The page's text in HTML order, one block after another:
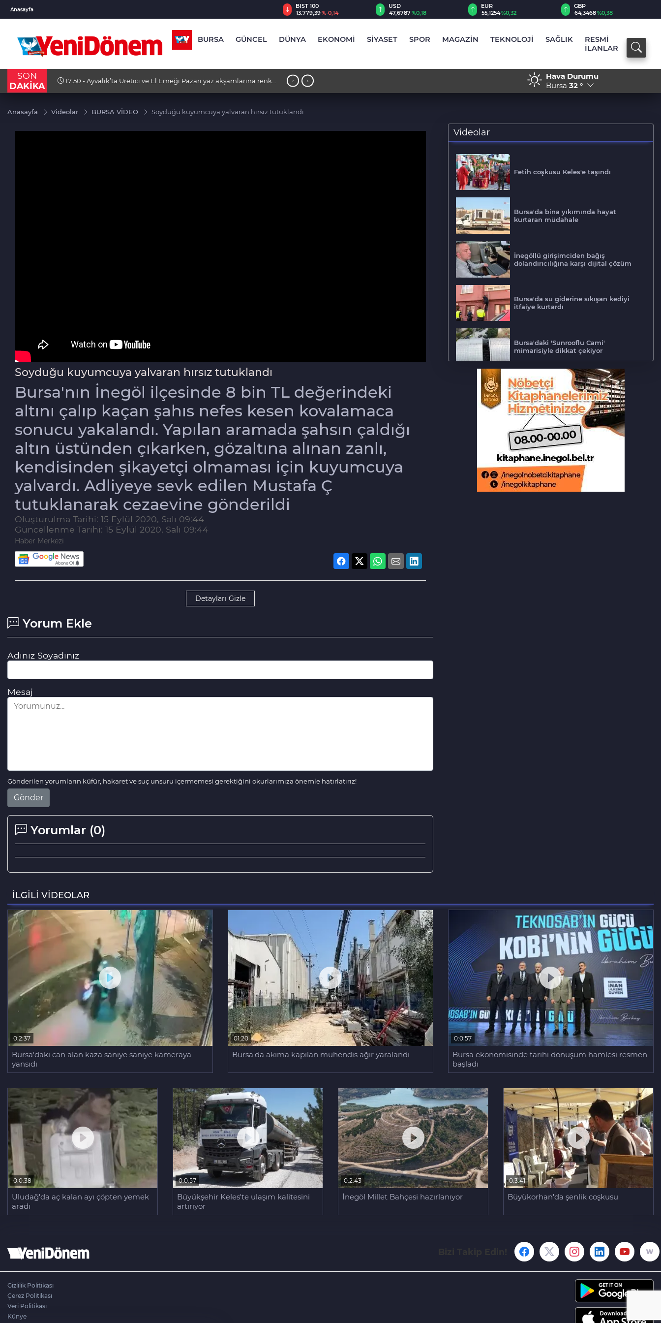
Anasayfa
BGN
27,9743
BIST 100
13.779,39%-0,14
USD
47,6787%0,18
EUR
55,1254%0,32
GBP
64,3468%0,38
BURSA GÜNCEL DÜNYA EKONOMİ SİYASET SPOR MAGAZİN TEKNOLOJİ SAĞLIK
RESMİ
İLANLAR
SON
DAKİKA
17:50 - Ayvalık’ta Üretici ve El Emeği Pazarı yaz akşamlarına renk 17:30 - İnegöl'de orman yangını; Havadan ve karadan müdahale 17:28 - Osmangazi’de
‹ ›
Hava Durumu
Bursa 32 °
Anasayfa Videolar BURSA VİDEO Soyduğu kuyumcuya yalvaran hırsız tutuklandı
Soyduğu kuyumcuya yalvaran hırsız tutuklandı
Bursa'nın İnegöl ilçesinde 8 bin TL değerindeki
altını çalıp kaçan şahıs nefes kesen kovalamaca
sonucu yakalandı. Yapılan aramada şahsın çaldığı
altın üstünden çıkarken, gözaltına alınan zanlı,
kendisinden şikayetçi olmaması için kuyumcuya
yalvardı. Adliyeye sevk edilen Mustafa Ç
tutuklanarak cezaevine gönderildi
Oluşturulma Tarihi: 15 Eylül 2020, Salı 09:44
Güncellenme Tarihi: 15 Eylül 2020, Salı 09:44
Haber Merkezi
Detayları Gizle
Yorum Ekle
Adınız Soyadınız
Mesaj
Gönderilen yorumların küfür, hakaret ve suç unsuru içermemesi gerektiğini okurlarımıza önemle hatırlatırız!
Gönder
Yorumlar (0)
Videolar
Fetih coşkusu Keles'e taşındı
Bursa'da bina yıkımında hayat
kurtaran müdahale
İnegöllü girişimciden bağış
dolandırıcılığına karşı dijital çözüm
Bursa'da su giderine sıkışan kediyi
itfaiye kurtardı
Bursa'daki 'Sunrooflu Cami'
mimarisiyle dikkat çekiyor
Adalet Komisyonu'nda gerginlik
Bursa'da barakaya sıçrayan yangın
ekipleri harekete geçirdi
Aslı Hünel’den Bursa'da müzik
ziyafeti
İLGİLİ VİDEOLAR
0:2:37
Bursa'daki can alan kaza saniye saniye kameraya
yansıdı
01:20
Bursa'da akıma kapılan mühendis ağır yaralandı
0:0:57
Bursa ekonomisinde tarihi dönüşüm hamlesi resmen
başladı
0:0:38
Uludağ'da aç kalan ayı çöpten yemek
aradı
0:0:57
Büyükşehir Keles'te ulaşım kalitesini
artırıyor
0:2:43
İnegöl Millet Bahçesi hazırlanıyor
0:3:41
Büyükorhan'da şenlik coşkusu
Gizlilik Politikası
Çerez Politikası
Veri Politikası
Künye